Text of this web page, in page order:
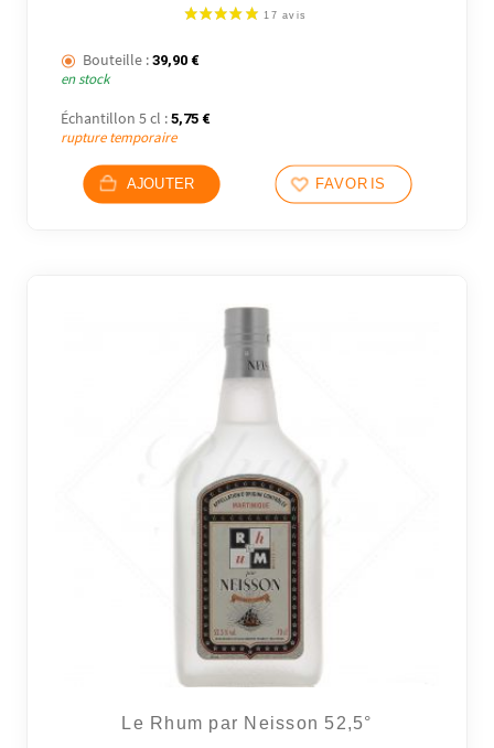
Bouteille : 39,90 €
en stock
Échantillon 5 cl : 5,75 €
rupture temporaire
AJOUTER FAVORIS
Le Rhum par Neisson 52,5°